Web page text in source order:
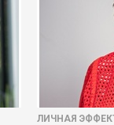
ЛИЧНАЯ